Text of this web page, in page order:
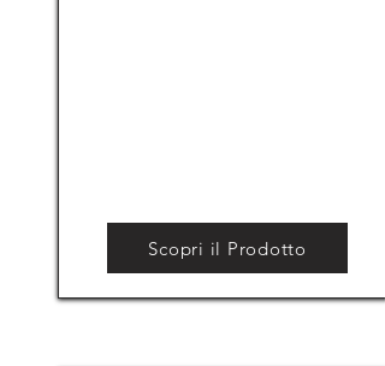
Scopri il Prodotto